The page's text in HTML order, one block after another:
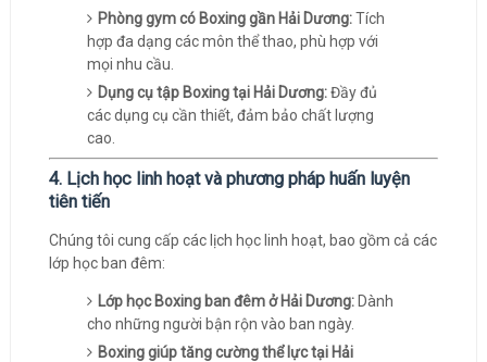
Phòng gym có Boxing gần Hải Dương:Tích
hợp đa dạng các môn thể thao, phù hợp với
mọi nhu cầu.
Dụng cụ tập Boxing tại Hải Dương:Đầy đủ
các dụng cụ cần thiết, đảm bảo chất lượng
cao.
4. Lịch học linh hoạt và phương pháp huấn luyện
tiên tiến
Chúng tôi cung cấp các lịch học linh hoạt, bao gồm cả các
lớp học ban đêm:
Lớp học Boxing ban đêm ở Hải Dương:Dành
cho những người bận rộn vào ban ngày.
Boxing giúp tăng cường thể lực tại Hải